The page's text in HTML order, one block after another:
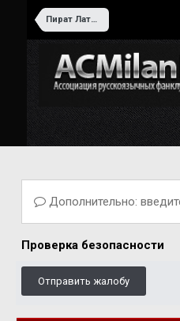
Пират Латинского моря
Дополнительно:
Проверка безопасности
Отправить жалобу